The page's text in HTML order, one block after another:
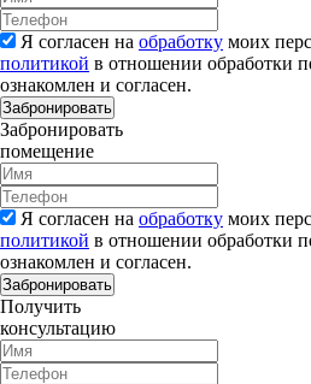
Я согласен на обработку моих
политикой в отношении обработки
ознакомлен и согласен.
Забронировать
Забронировать
помещение
Я согласен на обработку моих
политикой в отношении обработки
ознакомлен и согласен.
Забронировать
Получить
консультацию